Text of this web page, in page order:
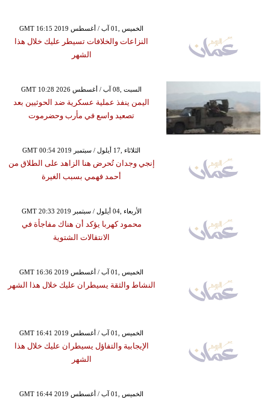
GMT 16:15 2019 الخميس ,01 آب / أغسطس
النزاعات والخلافات تسيطر عليك خلال هذا
الشهر
GMT 10:28 2026 السبت ,08 آب / أغسطس
اليمن ينفذ عملية عسكرية ضد الحوثيين بعد
تصعيد واسع في مأرب وحضرموت
GMT 00:54 2019 الثلاثاء ,17 أيلول / سبتمبر
إنجي وجدان تُحرض هنا الزاهد على الطلاق من
أحمد فهمي بسبب الغيرة
GMT 20:33 2019 الأربعاء ,04 أيلول / سبتمبر
محمود كهربا يؤكد أن هناك مفاجأة في
الانتقالات الشتوية
GMT 16:36 2019 الخميس ,01 آب / أغسطس
النشاط والثقة يسيطران عليك خلال هذا الشهر
GMT 16:41 2019 الخميس ,01 آب / أغسطس
الإيجابية والتفاؤل يسيطران عليك خلال هذا
الشهر
GMT 16:44 2019 الخميس ,01 آب / أغسطس